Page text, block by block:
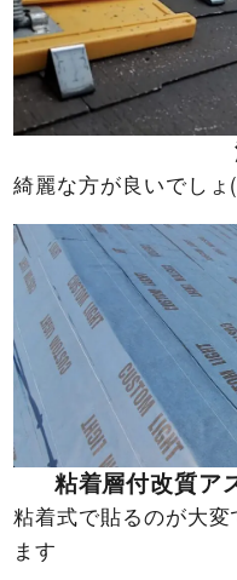
綺麗な方が良いでし
粘着層付改質ア
粘着式で貼るのが大
ます